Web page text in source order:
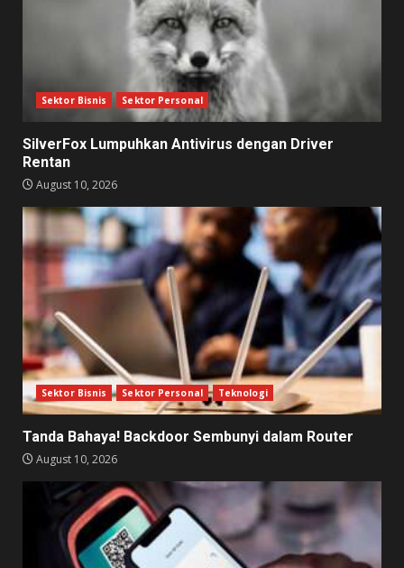
Sektor Bisnis Sektor Personal
SilverFox Lumpuhkan Antivirus dengan Driver
Rentan
August 10, 2026
Sektor Bisnis Sektor Personal Teknologi
Tanda Bahaya! Backdoor Sembunyi dalam Router
August 10, 2026